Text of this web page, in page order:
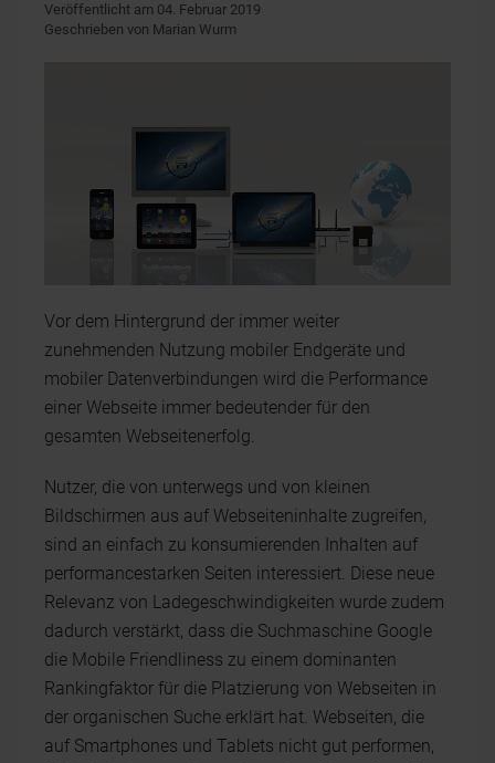
Veröffentlicht am 04. Februar 2019
Geschrieben von Marian Wurm
Vor dem Hintergrund der immer weiter
zunehmenden Nutzung mobiler Endgeräte und
mobiler Datenverbindungen wird die Performance
einer Webseite immer bedeutender für den
gesamten Webseitenerfolg.
Nutzer, die von unterwegs und von kleinen
Bildschirmen aus auf Webseiteninhalte zugreifen,
sind an einfach zu konsumierenden Inhalten auf
performancestarken Seiten interessiert. Diese neue
Relevanz von Ladegeschwindigkeiten wurde zudem
dadurch verstärkt, dass die Suchmaschine Google
die Mobile Friendliness zu einem dominanten
Rankingfaktor für die Platzierung von Webseiten in
der organischen Suche erklärt hat. Webseiten, die
auf Smartphones und Tablets nicht gut performen,